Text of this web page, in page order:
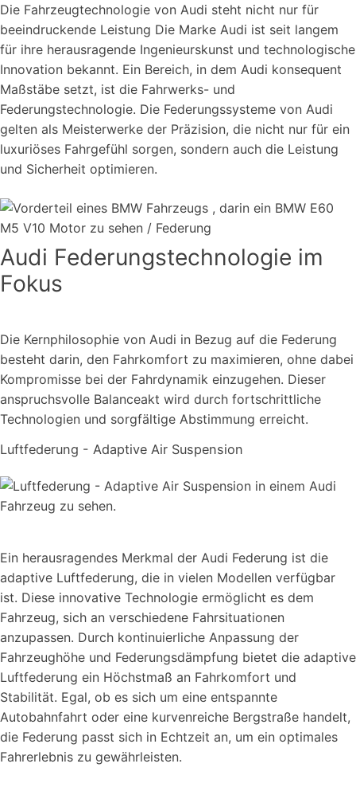
Die Fahrzeugtechnologie von Audi steht nicht nur für
beeindruckende Leistung Die Marke Audi ist seit langem
für ihre herausragende Ingenieurskunst und technologische
Innovation bekannt. Ein Bereich, in dem Audi konsequent
Maßstäbe setzt, ist die Fahrwerks- und
Federungstechnologie. Die Federungssysteme von Audi
gelten als Meisterwerke der Präzision, die nicht nur für ein
luxuriöses Fahrgefühl sorgen, sondern auch die Leistung
und Sicherheit optimieren.
Audi Federungstechnologie im
Fokus
Die Kernphilosophie von Audi in Bezug auf die Federung
besteht darin, den Fahrkomfort zu maximieren, ohne dabei
Kompromisse bei der Fahrdynamik einzugehen. Dieser
anspruchsvolle Balanceakt wird durch fortschrittliche
Technologien und sorgfältige Abstimmung erreicht.
Luftfederung - Adaptive Air Suspension
Ein herausragendes Merkmal der Audi Federung ist die
adaptive Luftfederung, die in vielen Modellen verfügbar
ist. Diese innovative Technologie ermöglicht es dem
Fahrzeug, sich an verschiedene Fahrsituationen
anzupassen. Durch kontinuierliche Anpassung der
Fahrzeughöhe und Federungsdämpfung bietet die adaptive
Luftfederung ein Höchstmaß an Fahrkomfort und
Stabilität. Egal, ob es sich um eine entspannte
Autobahnfahrt oder eine kurvenreiche Bergstraße handelt,
die Federung passt sich in Echtzeit an, um ein optimales
Fahrerlebnis zu gewährleisten.